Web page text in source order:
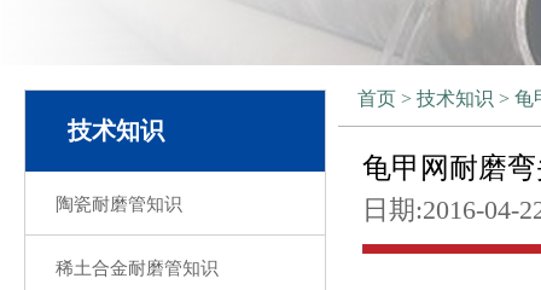
首页 > 技术知识 > 龟
龟甲网耐磨
日期:2016-04-
技术知识
陶瓷耐磨管知识
稀土合金耐磨管知识